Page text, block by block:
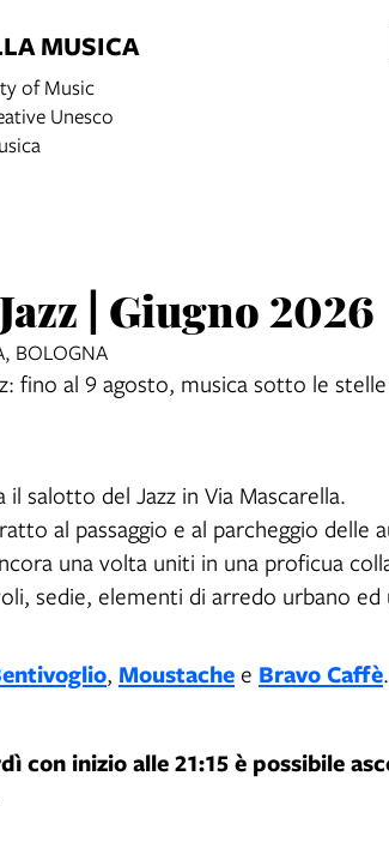
MUSICA
of Music
Unesco
| Giugno 2026
BOLOGNA
fino al 9 agosto, musica sotto le
salotto del Jazz in Via Mascarella.
al passaggio e al parcheggio delle
una volta uniti in una proficua
sedie, elementi di arredo urbano
, Moustache e Bravo Caffè.
con inizio alle 21:15 è possibile